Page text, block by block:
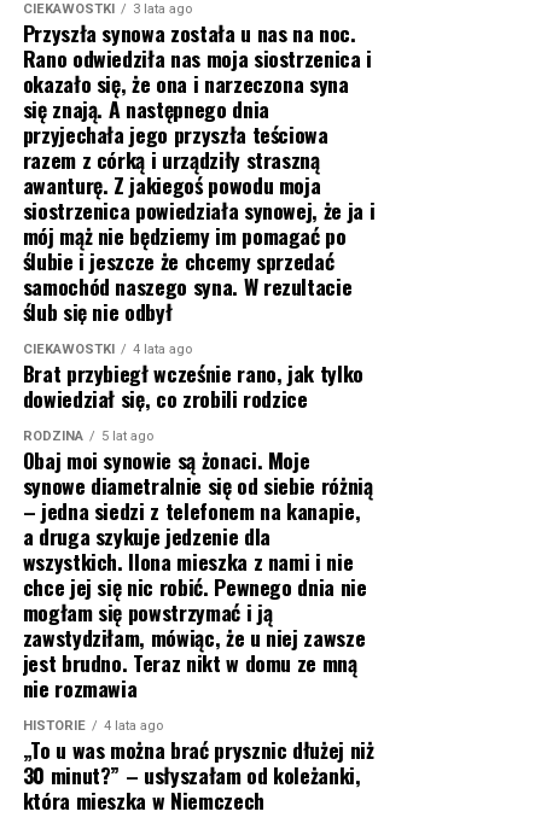
CIEKAWOSTKI 3 lata ago
Przyszła synowa została u nas na noc.
Rano odwiedziła nas moja siostrzenica i
okazało się, że ona i narzeczona syna
się znają. A następnego dnia
przyjechała jego przyszła teściowa
razem z córką i urządziły straszną
awanturę. Z jakiegoś powodu moja
siostrzenica powiedziała synowej, że ja i
mój mąż nie będziemy im pomagać po
ślubie i jeszcze że chcemy sprzedać
samochód naszego syna. W rezultacie
ślub się nie odbył
CIEKAWOSTKI 4 lata ago
Brat przybiegł wcześnie rano, jak tylko
dowiedział się, co zrobili rodzice
RODZINA 5 lat ago
Obaj moi synowie są żonaci. Moje
synowe diametralnie się od siebie różnią
– jedna siedzi z telefonem na kanapie,
a druga szykuje jedzenie dla
wszystkich. Ilona mieszka z nami i nie
chce jej się nic robić. Pewnego dnia nie
mogłam się powstrzymać i ją
zawstydziłam, mówiąc, że u niej zawsze
jest brudno. Teraz nikt w domu ze mną
nie rozmawia
HISTORIE 4 lata ago
„To u was można brać prysznic dłużej niż
30 minut?” – usłyszałam od koleżanki,
która mieszka w Niemczech